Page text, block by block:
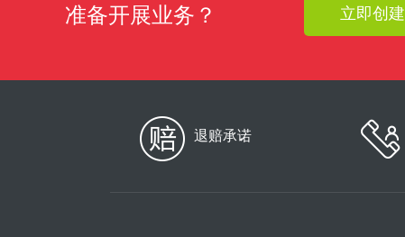
准备开展业务？ 立即创
退赔承诺